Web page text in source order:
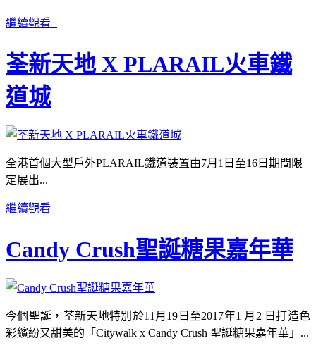
繼續觀看+
荃新天地 X PLARAIL火車鐵
道城
全港首個大型戶外PLARAIL鐵道裝置由7月1日至16日期間限
定展出...
繼續觀看+
Candy Crush聖誕糖果嘉年華
今個聖誕，荃新天地特別於11月19日至2017年1 月2 日打造色
彩繽紛又甜美的「Citywalk x Candy Crush 聖誕糖果嘉年華」...